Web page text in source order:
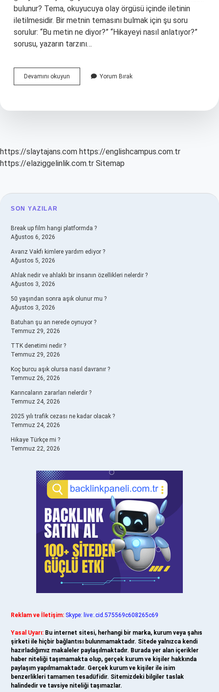
bulunur? Tema, okuyucuya olay örgüsü içinde iletinin
iletilmesidir. Bir metnin temasını bulmak için şu soru
sorulur: “Bu metin ne diyor?” “Hikayeyi nasıl anlatıyor?”
sorusu, yazarın tarzını…
Devamını okuyun Konunun
Sorusu
Yorum Bırak
https://slaytajans.com https://englishcampus.com.tr
https://elaziggelinlik.com.tr Sitemap
SIDEBAR
SON YAZILAR
Break up film hangi platformda ?
Ağustos 6, 2026
Avarız Vakfı kimlere yardım ediyor ?
Ağustos 5, 2026
Ahlak nedir ve ahlaklı bir insanın özellikleri nelerdir ?
Ağustos 3, 2026
50 yaşından sonra aşık olunur mu ?
Ağustos 3, 2026
Batuhan şu an nerede oynuyor ?
Temmuz 29, 2026
TTK denetimi nedir ?
Temmuz 29, 2026
Koç burcu aşık olursa nasıl davranır ?
Temmuz 26, 2026
Karıncaların zararları nelerdir ?
Temmuz 24, 2026
2025 yılı trafik cezası ne kadar olacak ?
Temmuz 24, 2026
Hikaye Türkçe mi ?
Temmuz 22, 2026
Reklam ve İletişim: Skype: live:.cid.575569c608265c69
Yasal Uyarı: Bu internet sitesi, herhangi bir marka, kurum veya şahıs
şirketi ile hiçbir bağlantısı bulunmamaktadır. Sitede yalnızca kendi
hazırladığımız makaleler paylaşılmaktadır. Burada yer alan içerikler
haber niteliği taşımamakta olup, gerçek kurum ve kişiler hakkında
paylaşım yapılmamaktadır. Gerçek kurum ve kişiler ile isim
benzerlikleri tamamen tesadüfidir. Sitemizdeki bilgiler taslak
halindedir ve tavsiye niteliği taşımazlar.